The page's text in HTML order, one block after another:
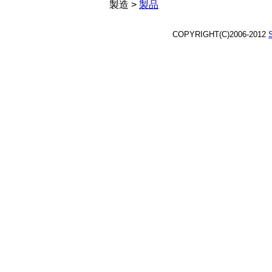
製造 > 製品
COPYRIGHT(C)2006-2012